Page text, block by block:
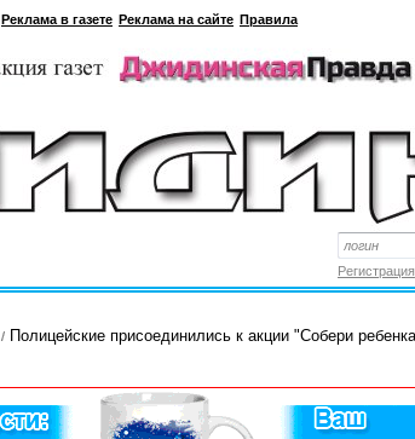
Реклама в газете Реклама на сайте Правила
Регистрация
Полицейские присоединились к акции "Собери